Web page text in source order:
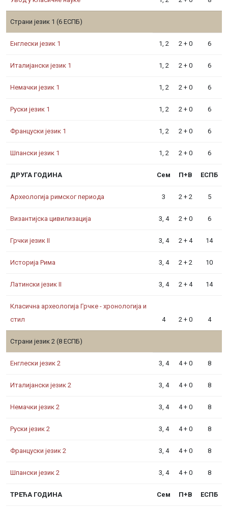
Страни језик 1 (6 ЕСПБ)
Енглески језик 1 1, 2 2 + 0 6
Италијански језик 1 1, 2 2 + 0 6
Немачки језик 1 1, 2 2 + 0 6
Руски језик 1 1, 2 2 + 0 6
Француски језик 1 1, 2 2 + 0 6
Шпански језик 1 1, 2 2 + 0 6
ДРУГА ГОДИНА Сем П+В ЕСПБ
Археологија римског периода 3 2 + 2 5
Византијска цивилизација 3, 4 2 + 0 6
Грчки језик II 3, 4 2 + 4 14
Историја Рима 3, 4 2 + 2 10
Латински језик II 3, 4 2 + 4 14
Класична археологија Грчке - хронологија и
стил
4 2 + 0 4
Страни језик 2 (8 ЕСПБ)
Енглески језик 2 3, 4 4 + 0 8
Италијански језик 2 3, 4 4 + 0 8
Немачки језик 2 3, 4 4 + 0 8
Руски језик 2 3, 4 4 + 0 8
Француски језик 2 3, 4 4 + 0 8
Шпански језик 2 3, 4 4 + 0 8
ТРЕЋА ГОДИНА Сем П+В ЕСПБ